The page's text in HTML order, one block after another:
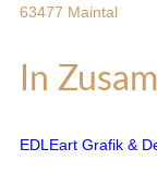
63477 Maintal
In
EDLEart Grafik &